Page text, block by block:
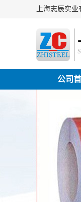
公司